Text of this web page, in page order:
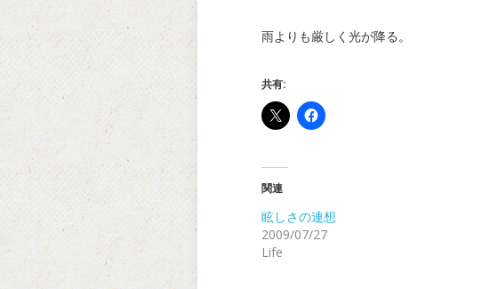
雨よりも厳しく光が降る。
共有:
関連
眩しさの連想
2009/07/27
Life